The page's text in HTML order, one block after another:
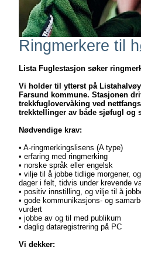
Ringmerkere til
Lista Fuglestasjon søker
Vi holder til ytterst på
Farsund kommune. Stasjonen
trekkfuglovervåking ved
trekktellinger av både sjøfugl og
Nødvendige krav:
• A-ringmerkingslisens (A type)
• erfaring med ringmerking
• norske språk eller engelsk
• vilje til å jobbe tidlige morgener,
dager i felt, tidvis under krevende
• positiv innstilling, og vilje til å
• gode kommunikasjons- og
vurdert
• jobbe av og til med publikum
• daglig dataregistrering på PC
Vi dekker: